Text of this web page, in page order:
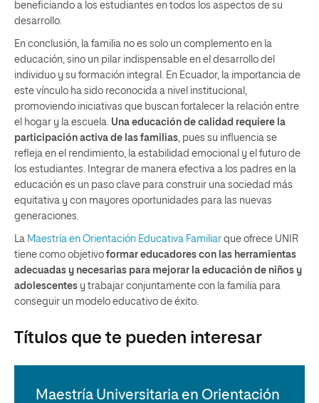
beneficiando a los estudiantes en todos los aspectos de su
desarrollo.
En conclusión, la familia no es solo un complemento en la
educación, sino un pilar indispensable en el desarrollo del
individuo y su formación integral. En Ecuador, la importancia de
este vínculo ha sido reconocida a nivel institucional,
promoviendo iniciativas que buscan fortalecer la relación entre
el hogar y la escuela. Una educación de calidad requiere la
participación activa de las familias, pues su influencia se
refleja en el rendimiento, la estabilidad emocional y el futuro de
los estudiantes. Integrar de manera efectiva a los padres en la
educación es un paso clave para construir una sociedad más
equitativa y con mayores oportunidades para las nuevas
generaciones.
La Maestría en Orientación Educativa Familiar que ofrece UNIR
tiene como objetivo formar educadores con las herramientas
adecuadas y necesarias para mejorar la educación de niños y
adolescentes y trabajar conjuntamente con la familia para
conseguir un modelo educativo de éxito.
Títulos que te pueden interesar
Maestría Universitaria en Orientación